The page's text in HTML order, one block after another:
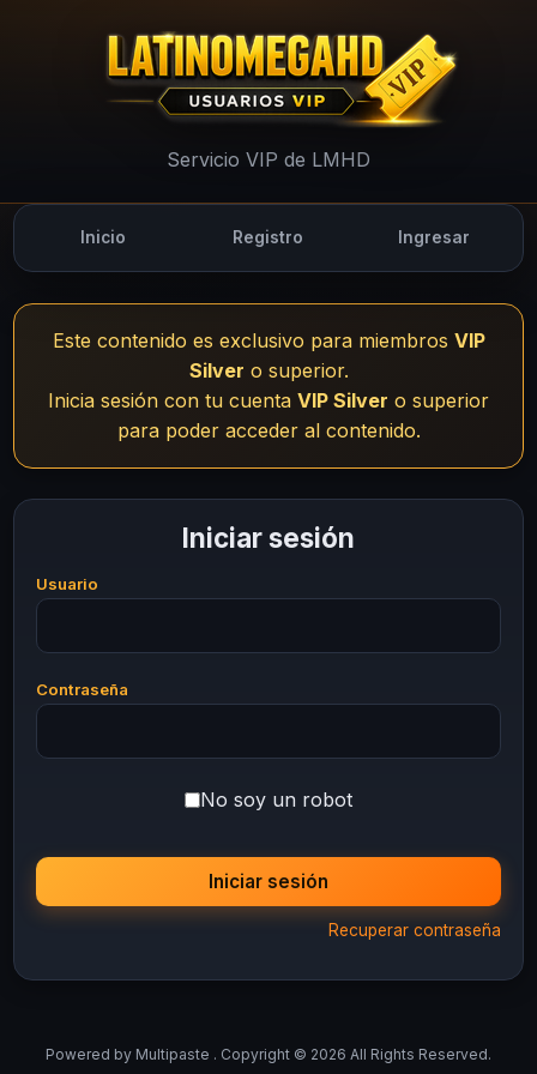
UsuariosVIP - LMHD
Servicio VIP de LMHD
Inicio Registro Ingresar
Este contenido es exclusivo para miembros VIP
Silver o superior.
Inicia sesión con tu cuenta VIP Silver o superior
para poder acceder al contenido.
Iniciar sesión
Usuario
Contraseña
No soy un robot
Iniciar sesión
Recuperar contraseña
Powered by Multipaste . Copyright © 2026 All Rights Reserved.